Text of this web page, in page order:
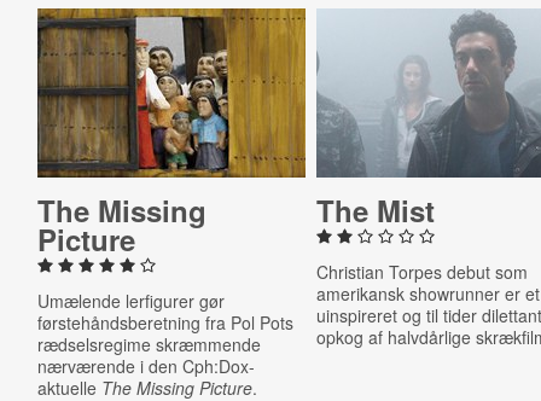
The Missing
Picture
Umælende lerfigurer gør
førstehåndsberetning fra Pol Pots
rædselsregime skræmmende
nærværende i den Cph:Dox-
aktuelle The Missing Picture.
The Mist
Christian Torpes debut som
amerikansk showrunner er et
uinspireret og til tider
opkog af halvdårlige